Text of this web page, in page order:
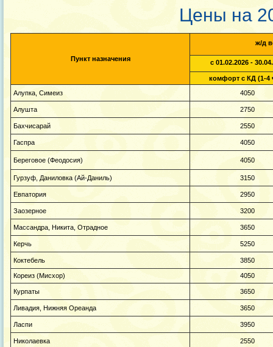
Цены на
Пункт назначения
ж/д
с 01.02.2026 -
комфорт с КД (1-4
Алупка, Симеиз
4050
Алушта 2750
Бахчисарай 2550
Гаспра 4050
Береговое (Феодосия) 4050
Гурзуф, Даниловка (Ай-Даниль) 3150
Евпатория 2950
Заозерное 3200
Массандра, Никита, Отрадное 3650
Керчь 5250
Коктебель 3850
Кореиз (Мисхор) 4050
Курпаты 3650
Ливадия, Нижняя Ореанда 3650
Ласпи 3950
Николаевка 2550